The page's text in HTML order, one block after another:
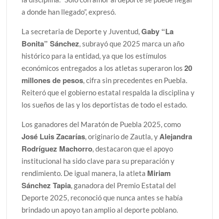
a donde han llegado”, expresó.
La secretaria de Deporte y Juventud,Gaby “La
Bonita” Sánchez , subrayó que 2025 marca un año
histórico para la entidad, ya que los estímulos
económicos entregados a los atletas superaron los20
millones de pesos , cifra sin precedentes en Puebla.
Reiteró que el gobierno estatal respalda la disciplina y
los sueños de las y los deportistas de todo el estado.
Los ganadores del Maratón de Puebla 2025, como
José Luis Zacarías , originario de Zautla, yAlejandra
Rodríguez Machorro , destacaron que el apoyo
institucional ha sido clave para su preparación y
rendimiento. De igual manera, la atleta Miriam
Sánchez Tapia , ganadora del Premio Estatal del
Deporte 2025, reconoció que nunca antes se había
brindado un apoyo tan amplio al deporte poblano.